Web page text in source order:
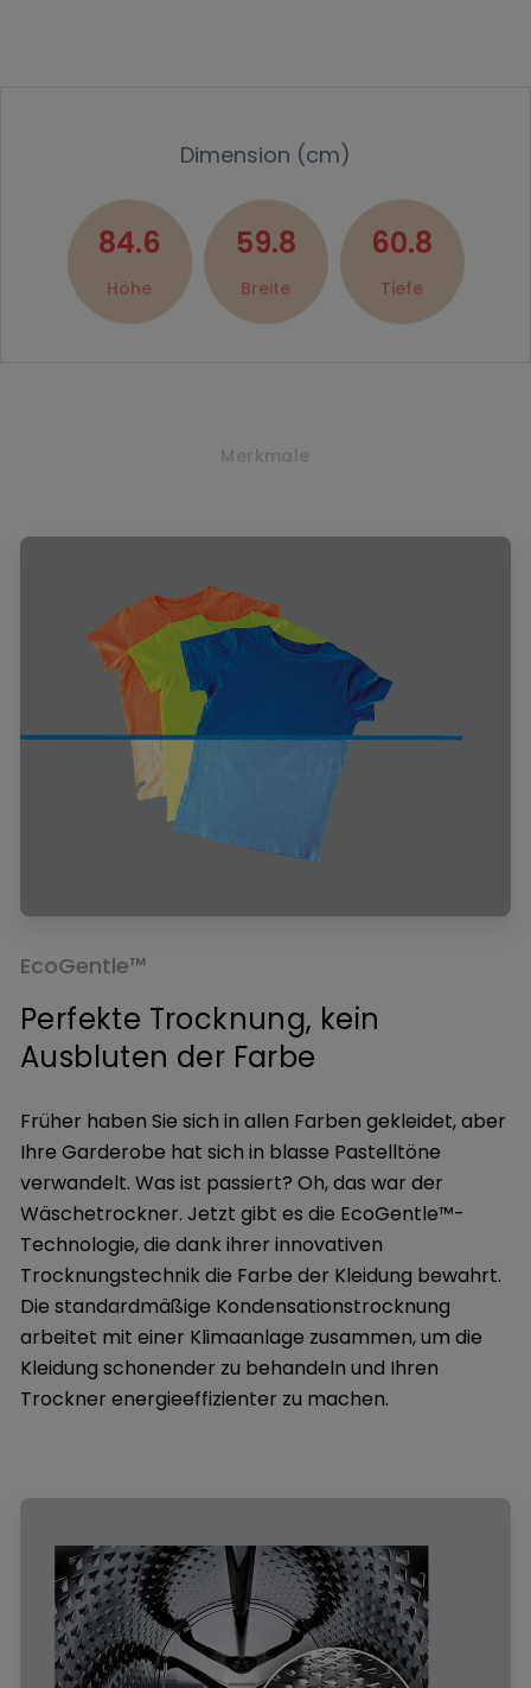
Dimension (cm)
84.6
Höhe
59.8
Breite
60.8
Tiefe
Merkmale
EcoGentle™
Perfekte Trocknung, kein
Ausbluten der Farbe
Früher haben Sie sich in allen Farben gekleidet, aber
Ihre Garderobe hat sich in blasse Pastelltöne
verwandelt. Was ist passiert? Oh, das war der
Wäschetrockner. Jetzt gibt es die EcoGentle™-
Technologie, die dank ihrer innovativen
Trocknungstechnik die Farbe der Kleidung bewahrt.
Die standardmäßige Kondensationstrocknung
arbeitet mit einer Klimaanlage zusammen, um die
Kleidung schonender zu behandeln und Ihren
Trockner energieeffizienter zu machen.